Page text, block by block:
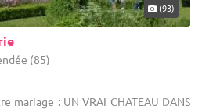
(93)
(85)
mariage : UN VRAI CHATEAU DANS